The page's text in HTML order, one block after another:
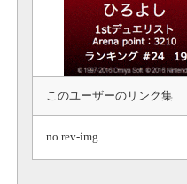
このユーザーのリンク集
no rev-img